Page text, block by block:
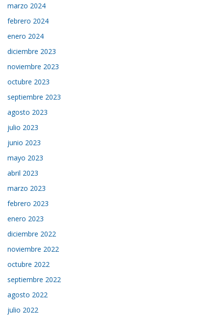
marzo 2024
febrero 2024
enero 2024
diciembre 2023
noviembre 2023
octubre 2023
septiembre 2023
agosto 2023
julio 2023
junio 2023
mayo 2023
abril 2023
marzo 2023
febrero 2023
enero 2023
diciembre 2022
noviembre 2022
octubre 2022
septiembre 2022
agosto 2022
julio 2022